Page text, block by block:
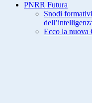
PNRR Futura
Snodi
Ecco la nuova